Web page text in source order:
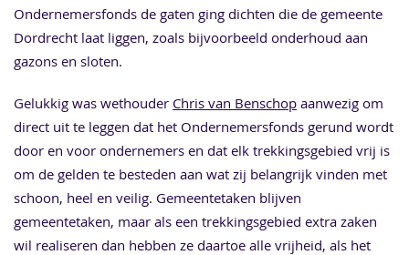
Ondernemersfonds de gaten ging dichten die de gemeente
Dordrecht laat liggen, zoals bijvoorbeeld onderhoud aan
gazons en sloten.
Gelukkig was wethouder Chris van Benschop aanwezig om
direct uit te leggen dat het Ondernemersfonds gerund wordt
door en voor ondernemers en dat elk trekkingsgebied vrij is
om de gelden te besteden aan wat zij belangrijk vinden met
schoon, heel en veilig. Gemeentetaken blijven
gemeentetaken, maar als een trekkingsgebied extra zaken
wil realiseren dan hebben ze daartoe alle vrijheid, als het